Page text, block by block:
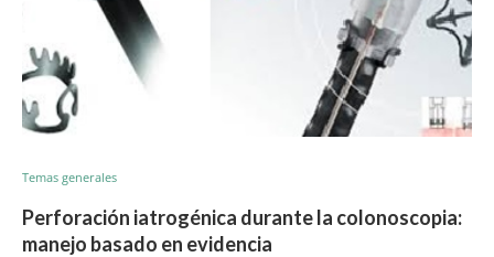
Temas generales
Perforación iatrogénica durante la colonoscopia:
manejo basado en evidencia